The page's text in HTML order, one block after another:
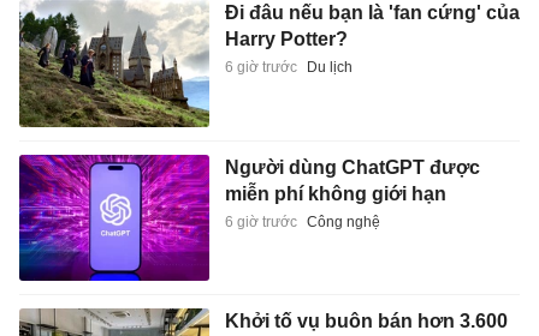
Đi đâu nếu bạn là 'fan cứng' của
Harry Potter?
6 giờ trước Du lịch
Người dùng ChatGPT được
miễn phí không giới hạn
6 giờ trước Công nghệ
Khởi tố vụ buôn bán hơn 3.600